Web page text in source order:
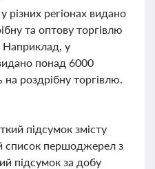
різних регіонах видано
та оптову торгівлю
у
понад 6000
на роздрібну торгівлю.
підсумок змісту
список першоджерел з
підсумок за добу